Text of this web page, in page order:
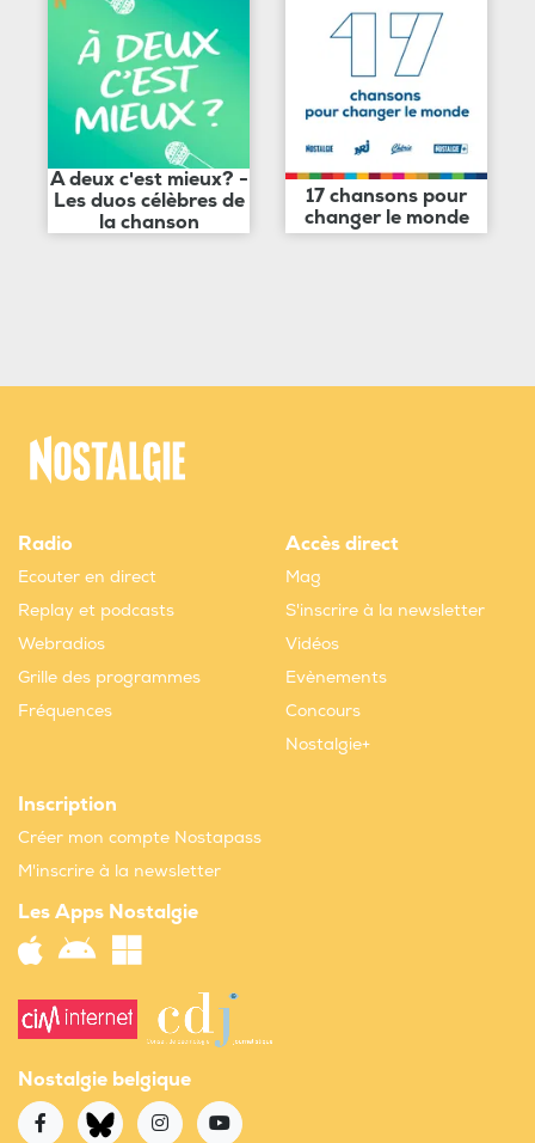
A deux c'est mieux? -
Les duos célèbres de
la chanson
17 chansons pour
changer le monde
Radio
Ecouter en direct
Replay et podcasts
Webradios
Grille des programmes
Fréquences
Accès direct
Mag
S'inscrire à la newsletter
Vidéos
Evènements
Concours
Nostalgie+
Inscription
Créer mon compte Nostapass
M'inscrire à la newsletter
Les Apps Nostalgie
Nostalgie belgique